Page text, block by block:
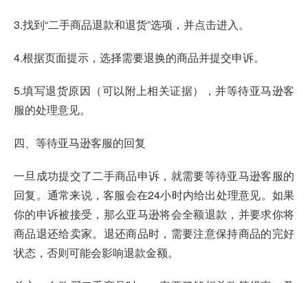
3.找到“二手商品退款和退货”选项，并点击进入。
4.根据页面提示，选择需要退换的商品并提交申诉。
5.填写退货原因（可以附上相关证据），并等待亚马逊客
服的处理意见。
四、等待亚马逊客服的回复
一旦成功提交了二手商品申诉，就需要等待亚马逊客服的
回复。通常来说，客服会在24小时内给出处理意见。如果
你的申诉被接受，那么亚马逊将会全额退款，并要求你将
商品退还给卖家。退还商品时，需要注意保持商品的完好
状态，否则可能会影响退款金额。